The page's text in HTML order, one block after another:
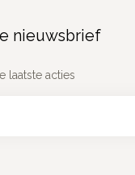
nieuwsbrief
laatste acties